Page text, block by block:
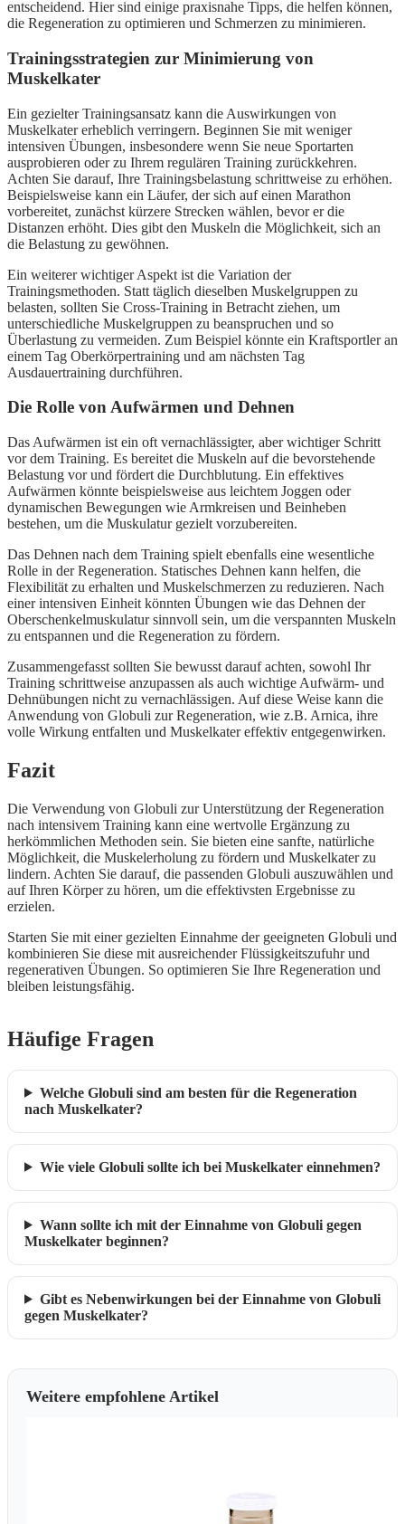
entscheidend. Hier sind einige praxisnahe Tipps, die helfen können,
die Regeneration zu optimieren und Schmerzen zu minimieren.
Trainingsstrategien zur Minimierung von
Muskelkater
Ein gezielter Trainingsansatz kann die Auswirkungen von
Muskelkater erheblich verringern. Beginnen Sie mit weniger
intensiven Übungen, insbesondere wenn Sie neue Sportarten
ausprobieren oder zu Ihrem regulären Training zurückkehren.
Achten Sie darauf, Ihre Trainingsbelastung schrittweise zu erhöhen.
Beispielsweise kann ein Läufer, der sich auf einen Marathon
vorbereitet, zunächst kürzere Strecken wählen, bevor er die
Distanzen erhöht. Dies gibt den Muskeln die Möglichkeit, sich an
die Belastung zu gewöhnen.
Ein weiterer wichtiger Aspekt ist die Variation der
Trainingsmethoden. Statt täglich dieselben Muskelgruppen zu
belasten, sollten Sie Cross-Training in Betracht ziehen, um
unterschiedliche Muskelgruppen zu beanspruchen und so
Überlastung zu vermeiden. Zum Beispiel könnte ein Kraftsportler an
einem Tag Oberkörpertraining und am nächsten Tag
Ausdauertraining durchführen.
Die Rolle von Aufwärmen und Dehnen
Das Aufwärmen ist ein oft vernachlässigter, aber wichtiger Schritt
vor dem Training. Es bereitet die Muskeln auf die bevorstehende
Belastung vor und fördert die Durchblutung. Ein effektives
Aufwärmen könnte beispielsweise aus leichtem Joggen oder
dynamischen Bewegungen wie Armkreisen und Beinheben
bestehen, um die Muskulatur gezielt vorzubereiten.
Das Dehnen nach dem Training spielt ebenfalls eine wesentliche
Rolle in der Regeneration. Statisches Dehnen kann helfen, die
Flexibilität zu erhalten und Muskelschmerzen zu reduzieren. Nach
einer intensiven Einheit könnten Übungen wie das Dehnen der
Oberschenkelmuskulatur sinnvoll sein, um die verspannten Muskeln
zu entspannen und die Regeneration zu fördern.
Zusammengefasst sollten Sie bewusst darauf achten, sowohl Ihr
Training schrittweise anzupassen als auch wichtige Aufwärm- und
Dehnübungen nicht zu vernachlässigen. Auf diese Weise kann die
Anwendung von Globuli zur Regeneration, wie z.B. Arnica, ihre
volle Wirkung entfalten und Muskelkater effektiv entgegenwirken.
Fazit
Die Verwendung von Globuli zur Unterstützung der Regeneration
nach intensivem Training kann eine wertvolle Ergänzung zu
herkömmlichen Methoden sein. Sie bieten eine sanfte, natürliche
Möglichkeit, die Muskelerholung zu fördern und Muskelkater zu
lindern. Achten Sie darauf, die passenden Globuli auszuwählen und
auf Ihren Körper zu hören, um die effektivsten Ergebnisse zu
erzielen.
Starten Sie mit einer gezielten Einnahme der geeigneten Globuli und
kombinieren Sie diese mit ausreichender Flüssigkeitszufuhr und
regenerativen Übungen. So optimieren Sie Ihre Regeneration und
bleiben leistungsfähig.
Häufige Fragen
Welche Globuli sind am besten für die Regeneration
nach Muskelkater?
Wie viele Globuli sollte ich bei Muskelkater einnehmen?
Wann sollte ich mit der Einnahme von Globuli gegen
Muskelkater beginnen?
Gibt es Nebenwirkungen bei der Einnahme von Globuli
gegen Muskelkater?
Weitere empfohlene Artikel